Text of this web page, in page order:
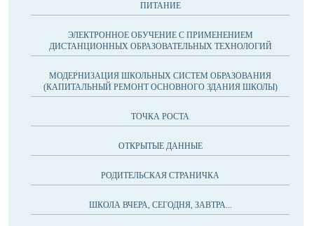
ПИТАНИЕ
ЭЛЕКТРОННОЕ ОБУЧЕНИЕ С ПРИМЕНЕНИЕМ
ДИСТАНЦИОННЫХ ОБРАЗОВАТЕЛЬНЫХ ТЕХНОЛОГИЙ
МОДЕРНИЗАЦИЯ ШКОЛЬНЫХ СИСТЕМ ОБРАЗОВАНИЯ
(КАПИТАЛЬНЫЙ РЕМОНТ ОСНОВНОГО ЗДАНИЯ ШКОЛЫ)
ТОЧКА РОСТА
ОТКРЫТЫЕ ДАННЫЕ
РОДИТЕЛЬСКАЯ СТРАНИЧКА
ШКОЛА ВЧЕРА, СЕГОДНЯ, ЗАВТРА...